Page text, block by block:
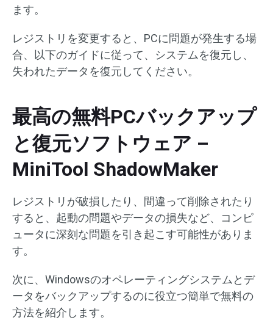
ます。
レジストリを変更すると、PCに問題が発生する場
合、以下のガイドに従って、システムを復元し、
失われたデータを復元してください。
最高の無料PCバックアップ
と復元ソフトウェア –
MiniTool ShadowMaker
レジストリが破損したり、間違って削除されたり
すると、起動の問題やデータの損失など、コンピ
ュータに深刻な問題を引き起こす可能性がありま
す。
次に、Windowsのオペレーティングシステムとデ
ータをバックアップするのに役立つ簡単で無料の
方法を紹介します。